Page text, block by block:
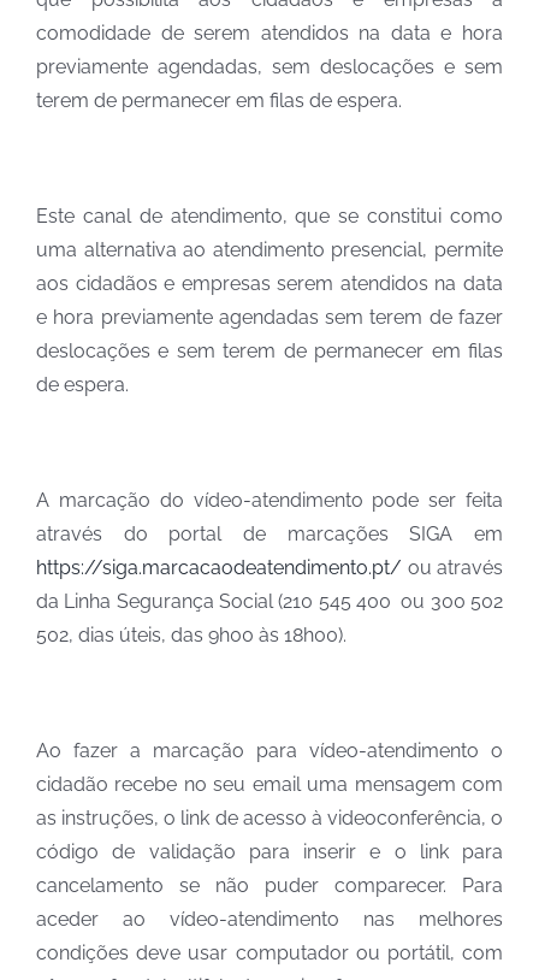
comodidade de serem atendidos na data e hora
previamente agendadas, sem deslocações e sem
terem de permanecer em filas de espera.
Este canal de atendimento, que se constitui como
uma alternativa ao atendimento presencial, permite
aos cidadãos e empresas serem atendidos na data
e hora previamente agendadas sem terem de fazer
deslocações e sem terem de permanecer em filas
de espera.
A marcação do vídeo-atendimento pode ser feita
através do portal de marcações SIGA em
https://siga.marcacaodeatendimento.pt/ ou através
da Linha Segurança Social (210 545 400 ou 300 502
502, dias úteis, das 9h00 às 18h00).
Ao fazer a marcação para vídeo-atendimento o
cidadão recebe no seu email uma mensagem com
as instruções, o link de acesso à videoconferência, o
código de validação para inserir e o link para
cancelamento se não puder comparecer. Para
aceder ao vídeo-atendimento nas melhores
condições deve usar computador ou portátil, com